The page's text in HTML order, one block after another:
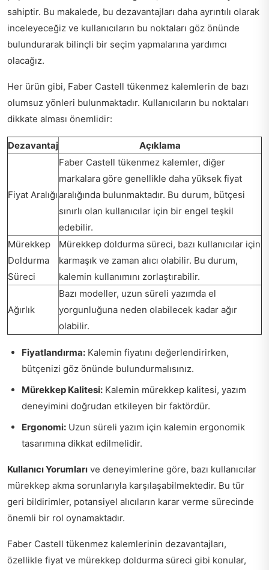
sahiptir. Bu makalede, bu dezavantajları daha ayrıntılı olarak
inceleyeceğiz ve kullanıcıların bu noktaları göz önünde
bulundurarak bilinçli bir seçim yapmalarına yardımcı
olacağız.
Her ürün gibi, Faber Castell tükenmez kalemlerin de bazı
olumsuz yönleri bulunmaktadır. Kullanıcıların bu noktaları
dikkate alması önemlidir:
Dezavantaj Açıklama
Fiyat Aralığı
Faber Castell tükenmez kalemler, diğer
markalara göre genellikle daha yüksek fiyat
aralığında bulunmaktadır. Bu durum, bütçesi
sınırlı olan kullanıcılar için bir engel teşkil
edebilir.
Mürekkep
Doldurma
Süreci
Mürekkep doldurma süreci, bazı kullanıcılar için
karmaşık ve zaman alıcı olabilir. Bu durum,
kalemin kullanımını zorlaştırabilir.
Ağırlık
Bazı modeller, uzun süreli yazımda el
yorgunluğuna neden olabilecek kadar ağır
olabilir.
Fiyatlandırma: Kalemin fiyatını değerlendirirken,
bütçenizi göz önünde bulundurmalısınız.
Mürekkep Kalitesi: Kalemin mürekkep kalitesi, yazım
deneyimini doğrudan etkileyen bir faktördür.
Ergonomi: Uzun süreli yazım için kalemin ergonomik
tasarımına dikkat edilmelidir.
Kullanıcı Yorumları ve deneyimlerine göre, bazı kullanıcılar
mürekkep akma sorunlarıyla karşılaşabilmektedir. Bu tür
geri bildirimler, potansiyel alıcıların karar verme sürecinde
önemli bir rol oynamaktadır.
Faber Castell tükenmez kalemlerinin dezavantajları,
özellikle fiyat ve mürekkep doldurma süreci gibi konular,